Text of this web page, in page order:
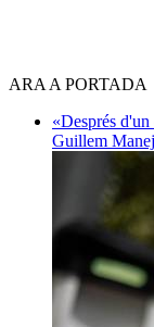
ARA A PORTADA
«Després
Guillem